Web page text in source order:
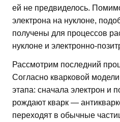
ей не предвиделось.
электрона на нуклоне,
получены для процессов
нуклоне и электронно-
Рассмотрим последний
Согласно кварковой
этапа: сначала электрон и
рождают кварк —
переходят в обычные